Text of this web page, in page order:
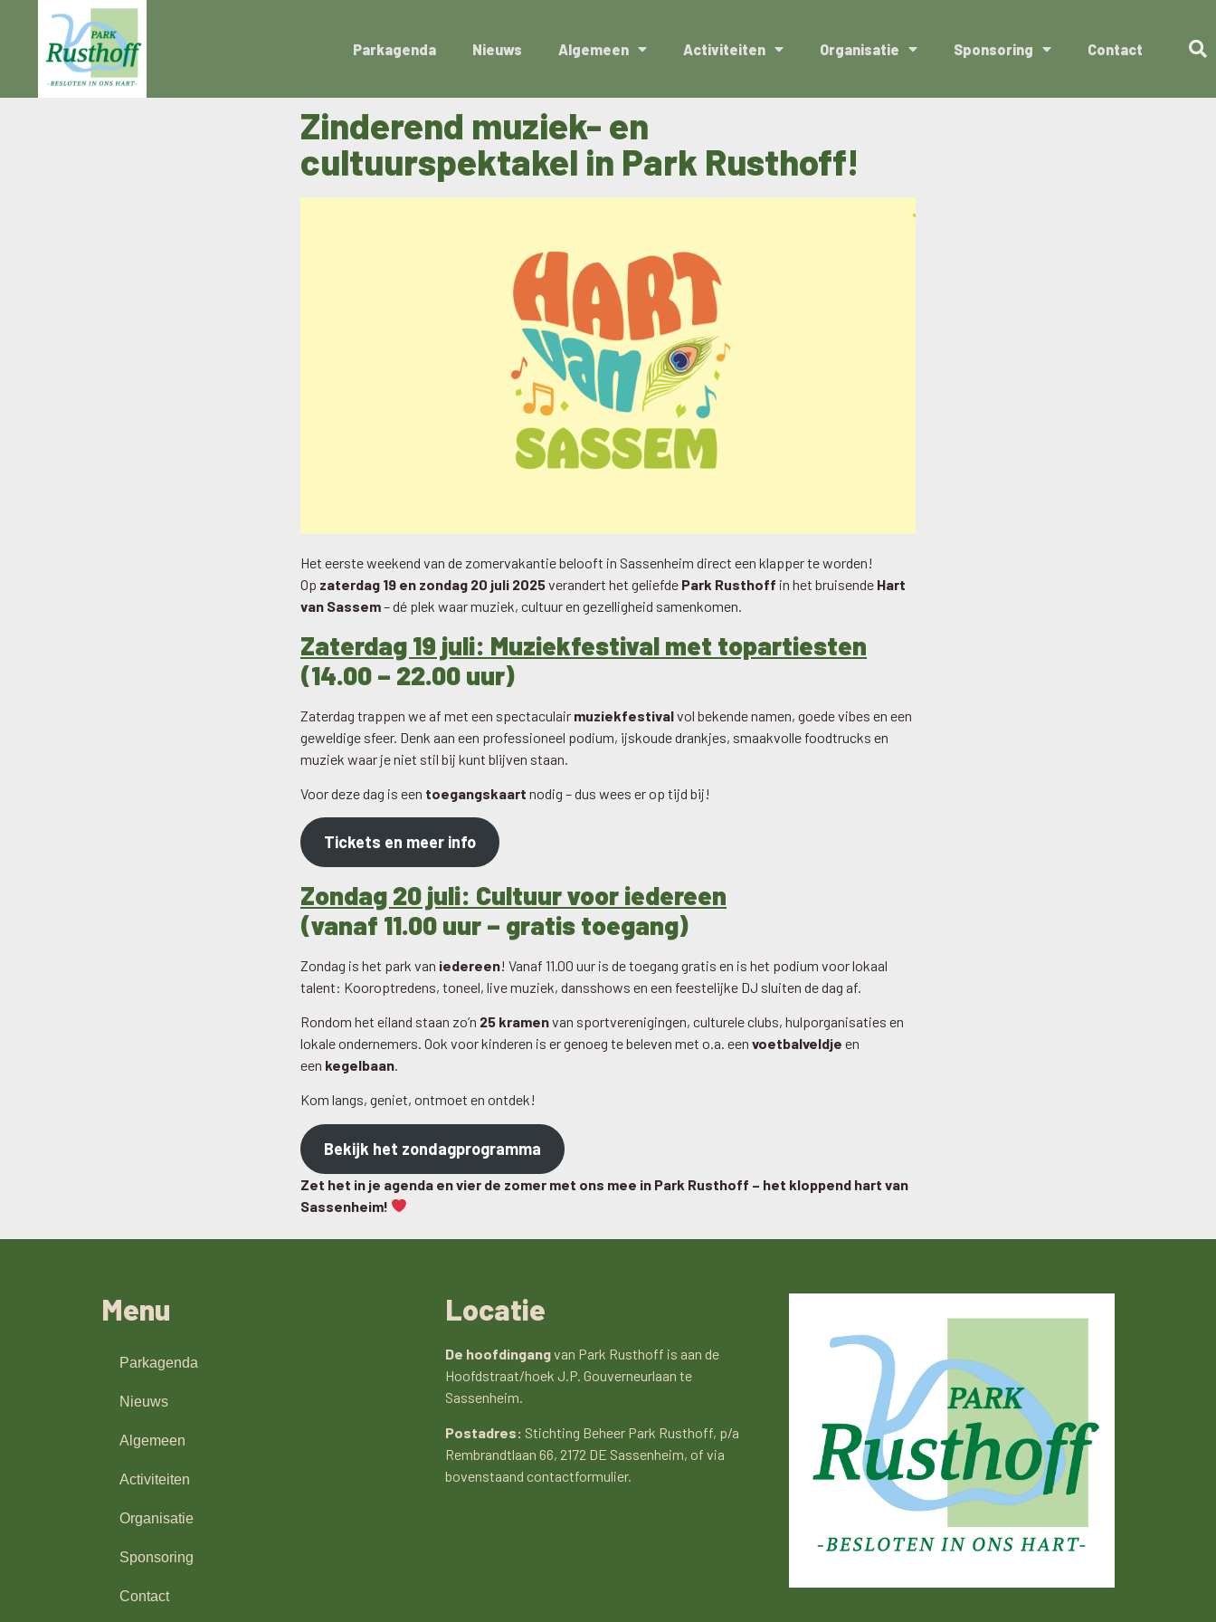
Parkagenda Nieuws Algemeen Activiteiten Organisatie Sponsoring Contact
Zinderend muziek- en
cultuurspektakel in Park Rusthoff!
Het eerste weekend van de zomervakantie belooft in Sassenheim direct een klapper te worden!
Op zaterdag 19 en zondag 20 juli 2025verandert het geliefde Park Rusthoff in het bruisende Hart
van Sassem– dé plek waar muziek, cultuur en gezelligheid samenkomen.
Zaterdag 19 juli: Muziekfestival met topartiesten
(14.00 – 22.00 uur)
Zaterdag trappen we af met een spectaculair muziekfestivalvol bekende namen, goede vibes en een
geweldige sfeer. Denk aan een professioneel podium, ijskoude drankjes, smaakvolle foodtrucks en
muziek waar je niet stil bij kunt blijven staan.
Voor deze dag is een toegangskaart nodig – dus wees er op tijd bij!
Tickets en meer info
Zondag 20 juli: Cultuur voor iedereen
(vanaf 11.00 uur – gratis toegang)
Zondag is het park van iedereen! Vanaf 11.00 uur is de toegang gratis en is het podium voor lokaal
talent: Kooroptredens, toneel, live muziek, dansshows en een feestelijke DJ sluiten de dag af.
Rondom het eiland staan zo’n 25 kramenvan sportverenigingen, culturele clubs, hulporganisaties en
lokale ondernemers. Ook voor kinderen is er genoeg te beleven met o.a. een voetbalveldje en
een kegelbaan.
Kom langs, geniet, ontmoet en ontdek!
Bekijk het zondagprogramma
Zet het in je agenda en vier de zomer met ons mee in Park Rusthoff – het kloppend hart van
Sassenheim!
Menu
Parkagenda
Nieuws
Algemeen
Activiteiten
Organisatie
Sponsoring
Contact
Locatie
De hoofdingangvan Park Rusthoff is aan de
Hoofdstraat/hoek J.P. Gouverneurlaan te
Sassenheim.
Postadres: Stichting Beheer Park Rusthoff, p/a
Rembrandtlaan 66, 2172 DE Sassenheim, of via
bovenstaand contactformulier.